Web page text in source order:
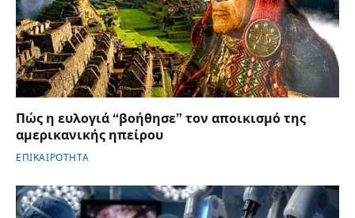
Πώς η ευλογιά “βοήθησε” τον αποικισμό της
αμερικανικής ηπείρου
ΕΠΙΚΑΙΡΟΤΗΤΑ